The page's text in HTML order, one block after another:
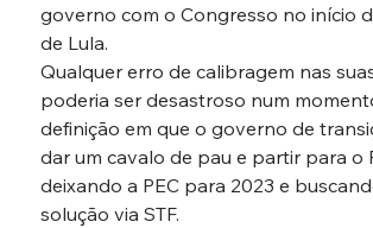
governo com o Congresso no início
de Lula.
Qualquer erro de calibragem nas
poderia ser desastroso num
definição em que o governo de
dar um cavalo de pau e partir para o
deixando a PEC para 2023 e
solução via STF.